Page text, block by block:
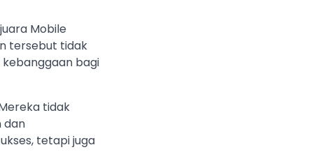
Mobile
tersebut tidak
bagi
tidak
dan
tetapi juga